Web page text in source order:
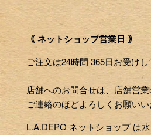
｟ ネットショップ営業日 ｠
ご注文は24時間 365日お受け
店舗へのお問合せは、店舗営
ご連絡のほどよろしくお願いい
L.A.DEPO ネットショップ は